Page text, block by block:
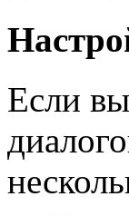
Если